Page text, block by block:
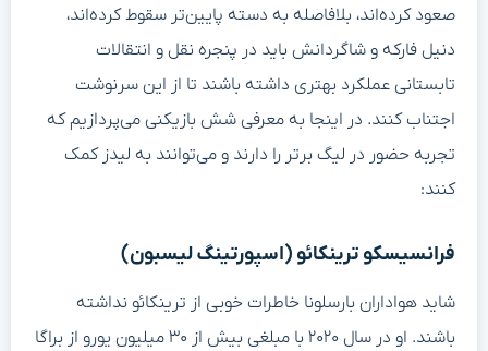
صعود کرده‌اند، بلافاصله به دسته پایین‌تر سقوط کرده‌اند،
دنیل فارکه و شاگردانش باید در پنجره نقل و انتقالات
تابستانی عملکرد بهتری داشته باشند تا از این سرنوشت
اجتناب کنند. در اینجا به معرفی شش بازیکنی می‌پردازیم که
تجربه حضور در لیگ برتر را دارند و می‌توانند به لیدز کمک
کنند:
فرانسیسکو ترینکائو (اسپورتینگ لیسبون)
شاید هواداران بارسلونا خاطرات خوبی از ترینکائو نداشته
باشند. او در سال ۲۰۲۰ با مبلغی بیش از ۳۰ میلیون یورو از براگا